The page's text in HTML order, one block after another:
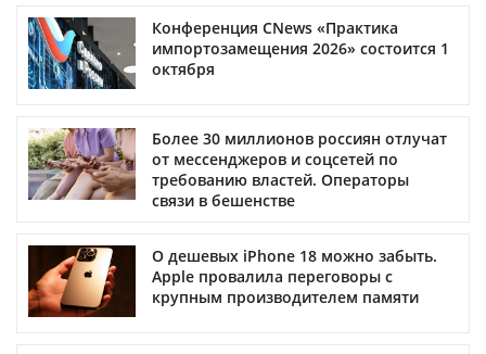
Конференция CNews «Практика
импортозамещения 2026» состоится 1
октября
Более 30 миллионов россиян отлучат
от мессенджеров и соцсетей по
требованию властей. Операторы
связи в бешенстве
О дешевых iPhone 18 можно забыть.
Apple провалила переговоры с
крупным производителем памяти